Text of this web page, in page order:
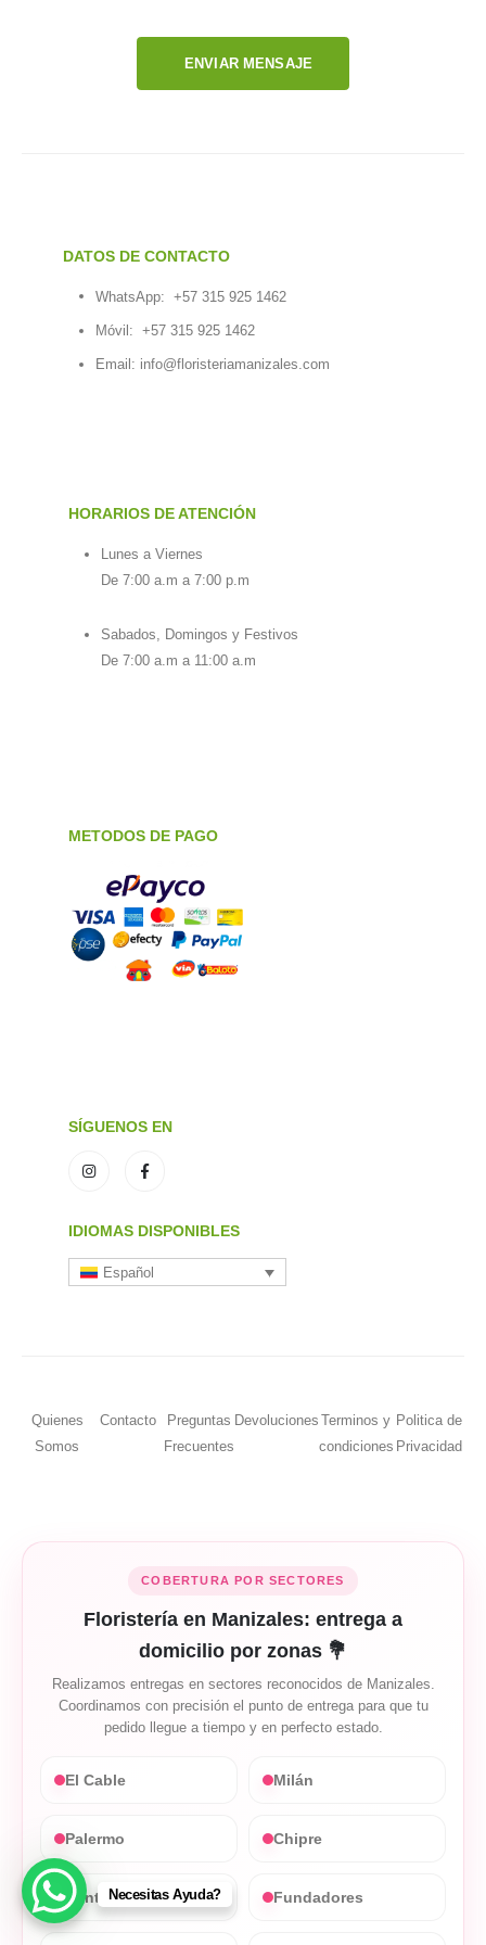
ENVIAR MENSAJE
DATOS DE CONTACTO
WhatsApp: +57 315 925 1462
Móvil: +57 315 925 1462
Email: info@floristeriamanizales.com
HORARIOS DE ATENCIÓN
Lunes a Viernes
De 7:00 a.m a 7:00 p.m
Sabados, Domingos y Festivos
De 7:00 a.m a 11:00 a.m
METODOS DE PAGO
SÍGUENOS EN
IDIOMAS DISPONIBLES
Español
Quienes
Somos
Contacto
Preguntas
Frecuentes
Devoluciones Terminos y
condiciones
Politica de
Privacidad
COBERTURA POR SECTORES
Floristería en Manizales: entrega a
domicilio por zonas 💐
Realizamos entregas en sectores reconocidos de Manizales.
Coordinamos con precisión el punto de entrega para que tu
pedido llegue a tiempo y en perfecto estado.
El Cable Milán
Palermo Chipre
Centro Fundadores
Necesitas Ayuda?